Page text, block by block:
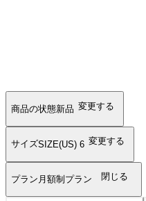
商品の状態新品 変更する
サイズSIZE(US) 6 変更する
プラン 月額制プラン 閉じる